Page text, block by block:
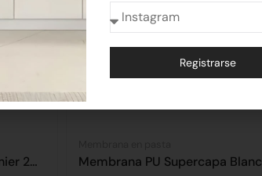
Membrana dessutol tech Venier 20KG Aren
Registrarse